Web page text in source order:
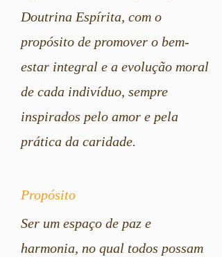
Doutrina Espírita, com o
propósito de promover o bem-
estar integral e a evolução moral
de cada indivíduo, sempre
inspirados pelo amor e pela
prática da caridade.
Propósito
Ser um espaço de paz e
harmonia, no qual todos possam